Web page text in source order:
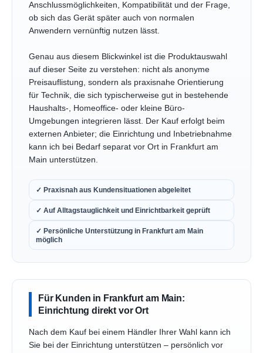
Anschlussmöglichkeiten, Kompatibilität und der Frage,
ob sich das Gerät später auch von normalen
Anwendern vernünftig nutzen lässt.
Genau aus diesem Blickwinkel ist die Produktauswahl
auf dieser Seite zu verstehen: nicht als anonyme
Preisauflistung, sondern als praxisnahe Orientierung
für Technik, die sich typischerweise gut in bestehende
Haushalts-, Homeoffice- oder kleine Büro-
Umgebungen integrieren lässt. Der Kauf erfolgt beim
externen Anbieter; die Einrichtung und Inbetriebnahme
kann ich bei Bedarf separat vor Ort in Frankfurt am
Main unterstützen.
✓ Praxisnah aus Kundensituationen abgeleitet
✓ Auf Alltagstauglichkeit und Einrichtbarkeit geprüft
✓ Persönliche Unterstützung in Frankfurt am Main
möglich
Für Kunden in Frankfurt am Main:
Einrichtung direkt vor Ort
Nach dem Kauf bei einem Händler Ihrer Wahl kann ich
Sie bei der Einrichtung unterstützen – persönlich vor